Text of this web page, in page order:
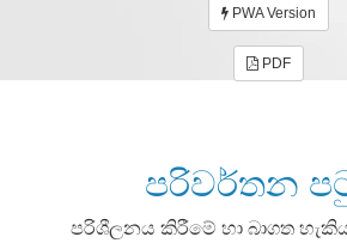
PWA Version
PDF
පරිවර්තන
පරිශීලනය කිරීමේ හා බාගත